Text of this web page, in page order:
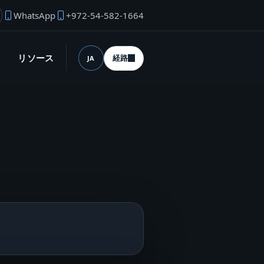
者のメール
WhatsApp +972-54-582-1664
リソース 言語 (desktop)
JA 経路